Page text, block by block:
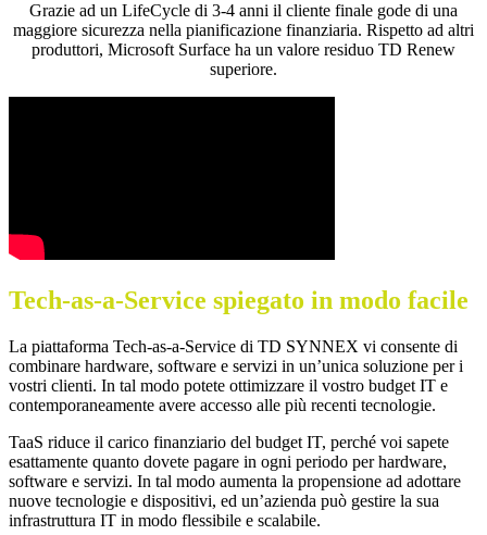
Grazie ad un LifeCycle di 3-4 anni il cliente finale gode di una
maggiore sicurezza nella pianificazione finanziaria. Rispetto ad altri
produttori, Microsoft Surface ha un valore residuo TD Renew
superiore.
Tech-as-a-Service spiegato in modo facile
La piattaforma Tech-as-a-Service di TD SYNNEX vi consente di
combinare hardware, software e servizi in un’unica soluzione per i
vostri clienti. In tal modo potete ottimizzare il vostro budget IT e
contemporaneamente avere accesso alle più recenti tecnologie.
TaaS riduce il carico finanziario del budget IT, perché voi sapete
esattamente quanto dovete pagare in ogni periodo per hardware,
software e servizi. In tal modo aumenta la propensione ad adottare
nuove tecnologie e dispositivi, ed un’azienda può gestire la sua
infrastruttura IT in modo flessibile e scalabile.